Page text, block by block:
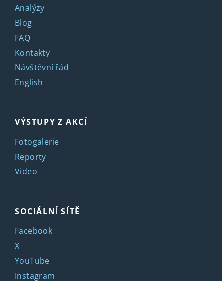
Analýzy
Blog
FAQ
Kontakty
Návštěvní řád
English
VÝSTUPY Z AKCÍ
Fotogalerie
Reporty
Video
SOCIÁLNÍ SÍTĚ
Facebook
X
YouTube
Instagram